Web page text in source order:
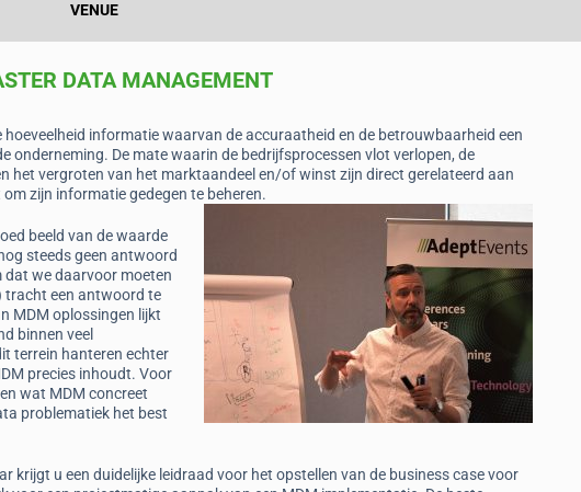
VENUE
DATA MANAGEMENT
hoeveelheid informatie waarvan de accuraatheid en de betrouwbaarheid een
onderneming. De mate waarin de bedrijfsprocessen vlot verlopen, de
het vergroten van het marktaandeel en/of winst zijn direct gerelateerd aan
zijn informatie gedegen te beheren.
beeld van de waarde
steeds geen antwoord
we daarvoor moeten
tracht een antwoord te
MDM oplossingen lijkt
binnen veel
terrein hanteren echter
precies inhoudt. Voor
wat MDM concreet
problematiek het best
krijgt u een duidelijke leidraad voor het opstellen van de business case voor